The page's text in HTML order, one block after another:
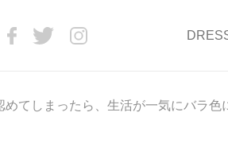
めてしまったら、生活が一気にバラ色